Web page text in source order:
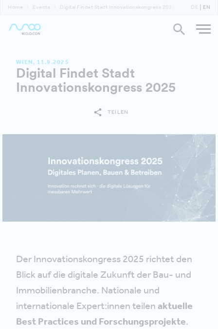
Home Events Digital Findet Stadt Innovationskongress 2025 DE EN
WIEN, 11.9.2025
Digital Findet Stadt
Innovationskongress 2025
TEILEN
Der Innovationskongress 2025 richtet den
Blick auf die digitale Zukunft der Bau- und
Immobilienbranche. Nationale und
internationale Expert:innen teilen aktuelle
Best Practices und Forschungsprojekte.